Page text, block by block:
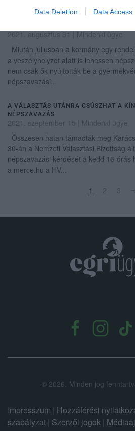
Data Deletion Data Access
LEHET NÉPSZAVAZÁS A KÍNAI
2021. augusztus 31|Mindenki ügye
Miután júliusban a kormány egy
a veszélyhelyzet alatt is lehessen
nem csak ők nyújtották be a
népszavazási...
A VÁLASZTÁS UTÁNRA CSÚSZHAT A
NÉPSZAVAZÁS
2021. szeptember 15
Mindenki ügye
Összesen hatan támadták meg
30-án a Nemzeti Választási Bizottság
népszavazási kérdését a kedd 16-órás
a merce.hu a HV...
1 2 3
© 2026. Minden jog
Impresszum | Hozzáférési
szabályzat | Szerzői jogok |